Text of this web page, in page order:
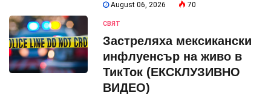
August 06, 2026 70
СВЯТ
Застреляха мексикански
инфлуенсър на живо в
ТикТок (ЕКСКЛУЗИВНО
ВИДЕО)